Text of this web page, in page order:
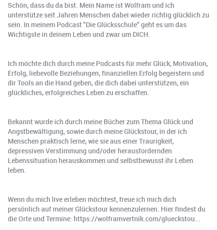
Schön, dass du da bist. Mein Name ist Wolfram und ich
unterstütze seit Jahren Menschen dabei wieder richtig glücklich zu
sein. In meinem Podcast "Die Glücksschule" geht es um das
Wichtigste in deinem Leben und zwar um DICH.
Ich möchte dich durch meine Podcasts für mehr Glück, Motivation,
Erfolg, liebevolle Beziehungen, finanziellen Erfolg begeistern und
dir Tools an die Hand geben, die dich dabei unterstützen, ein
glückliches, erfolgreiches Leben zu erschaffen.
Bekannt wurde ich durch meine Bücher zum Thema Glück und
Angstbewältigung, sowie durch meine Glückstour, in der ich
Menschen praktisch lerne, wie sie aus einer Traurigkeit,
depressiven Verstimmung und/oder herausfordernden
Lebenssituation herauskommen und selbstbewusst ihr Leben
leben.
Wenn du mich live erleben möchtest, freue ich mich dich
persönlich auf meiner Glückstour kennenzulernen. Hier findest du
die Orte und Termine: https://wolframvertnik.com/glueckstou...